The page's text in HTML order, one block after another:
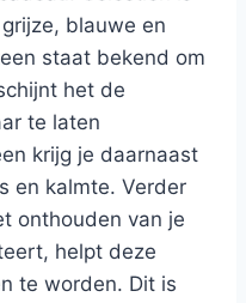
blauwe en
staat bekend om
het de
te laten
krijg je daarnaast
en kalmte. Verder
onthouden van je
helpt deze
te worden. Dit is